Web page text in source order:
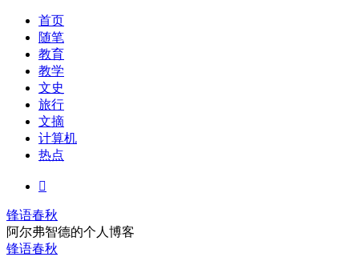
首页
随笔
教育
教学
文史
旅行
文摘
计算机
热点

锋语春秋
阿尔弗智德的个人博客
锋语春秋